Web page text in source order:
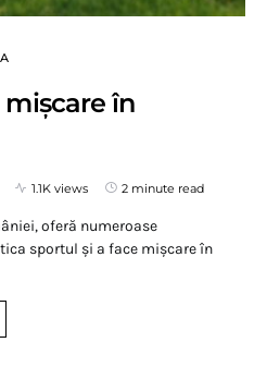
în
1.1K views 2 minute read
oferă numeroase
sportul și a face mișcare în